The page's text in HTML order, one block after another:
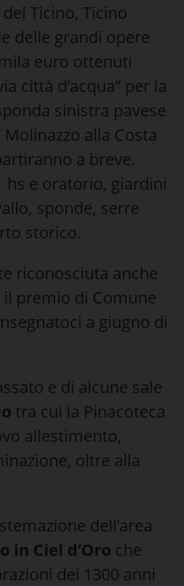
Ticino, Ticino
delle grandi opere
euro ottenuti
città d’acqua” per la
sinistra pavese
alla Costa
a breve.
hs e oratorio, giardini
sponde, serre
storico.
riconosciuta anche
premio di Comune
a giugno di
e di alcune sale
tra cui la Pinacoteca
allestimento,
oltre alla
dell’area
in Ciel d’Oro che
dei 1300 anni